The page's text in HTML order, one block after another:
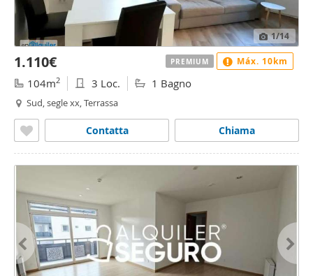
1/14
1.110€
104m2 3 Loc. 1 Bagno
Sud, segle xx, Terrassa
Chiama
Contatta
PREMIUM Máx. 10km